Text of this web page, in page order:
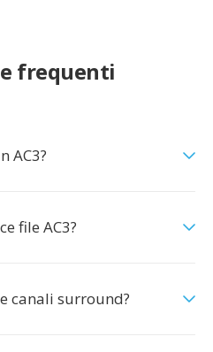
frequenti
AC3?
file AC3?
canali surround?